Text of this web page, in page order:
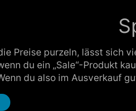
Preise purzeln, lässt sich
du ein „Sale“-Produkt
du also im Ausverkauf